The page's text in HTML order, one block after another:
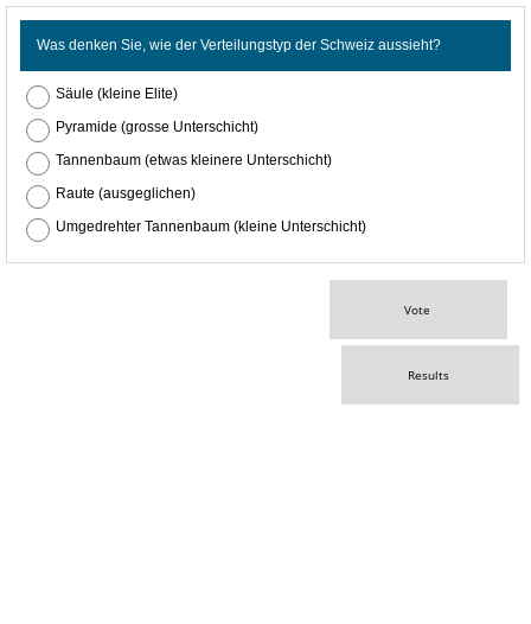
Was denken Sie, wie der Verteilungstyp der Schweiz aussieht?
Säule (kleine Elite)
Pyramide (grosse Unterschicht)
Tannenbaum (etwas kleinere Unterschicht)
Raute (ausgeglichen)
Umgedrehter Tannenbaum (kleine Unterschicht)